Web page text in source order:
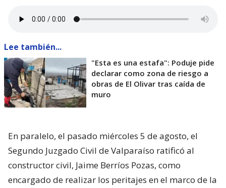
Lee también...
"Esta es una estafa": Poduje pide
declarar como zona de riesgo a
obras de El Olivar tras caída de
muro
En paralelo, el pasado miércoles 5 de agosto, el
Segundo Juzgado Civil de Valparaíso ratificó al
constructor civil, Jaime Berríos Pozas, como
encargado de realizar los peritajes en el marco de la